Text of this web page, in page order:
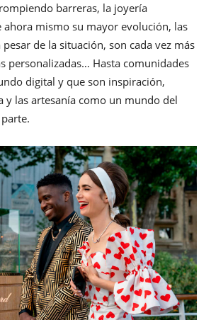
barreras, la joyería
ahora mismo su mayor evolución, las
de la situación, son cada vez más
personalizadas… Hasta comunidades
digital y que son inspiración,
y las artesanía como un mundo del